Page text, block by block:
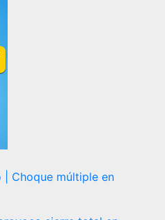
| Choque múltiple en